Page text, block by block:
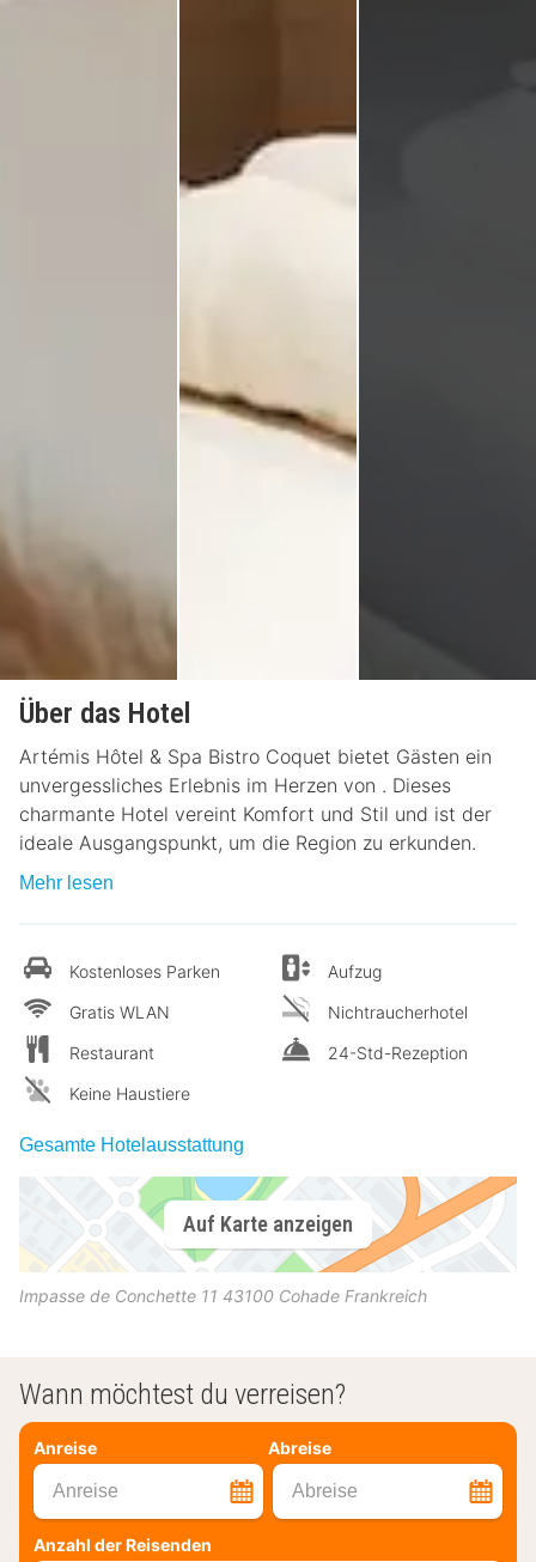
Über das Hotel
Artémis Hôtel & Spa Bistro Coquet bietet Gästen ein
unvergessliches Erlebnis im Herzen von . Dieses
charmante Hotel vereint Komfort und Stil und ist der
ideale Ausgangspunkt, um die Region zu erkunden.
Mehr lesen
Kostenloses Parken
Gratis WLAN
Restaurant
Keine Haustiere
Aufzug
Nichtraucherhotel
24-Std-Rezeption
Gesamte Hotelausstattung
Auf Karte anzeigen
Impasse de Conchette 11 43100 Cohade Frankreich
Wann möchtest du verreisen?
Anreise Abreise
Anreise Abreise
Anzahl der Reisenden